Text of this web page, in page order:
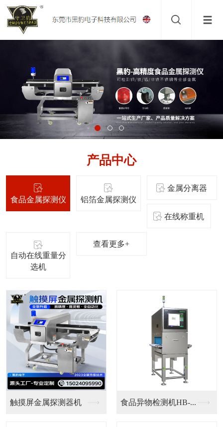
产品中心
食品金属探测仪 铝箔金属探测仪
金属分离器
在线称重机
自动在线重量分
选机
查看更多+
铝箔金检重检一体机 铝箔食品检测机